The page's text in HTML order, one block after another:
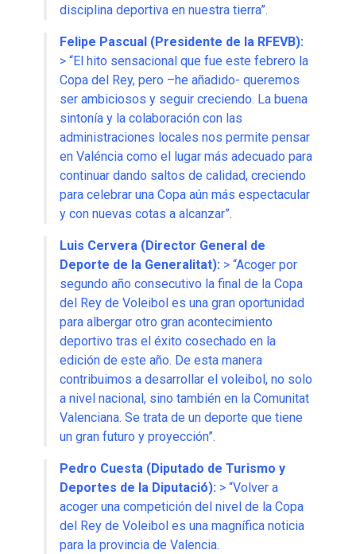
disciplina deportiva en nuestra tierra”.
Felipe Pascual (Presidente de la RFEVB):
> “El hito sensacional que fue este febrero la
Copa del Rey, pero –he añadido- queremos
ser ambiciosos y seguir creciendo. La buena
sintonía y la colaboración con las
administraciones locales nos permite pensar
en Valéncia como el lugar más adecuado para
continuar dando saltos de calidad, creciendo
para celebrar una Copa aún más espectacular
y con nuevas cotas a alcanzar”.
Luis Cervera (Director General de
Deporte de la Generalitat): > “Acoger por
segundo año consecutivo la final de la Copa
del Rey de Voleibol es una gran oportunidad
para albergar otro gran acontecimiento
deportivo tras el éxito cosechado en la
edición de este año. De esta manera
contribuimos a desarrollar el voleibol, no solo
a nivel nacional, sino también en la Comunitat
Valenciana. Se trata de un deporte que tiene
un gran futuro y proyección”.
Pedro Cuesta (Diputado de Turismo y
Deportes de la Diputació): > “Volver a
acoger una competición del nivel de la Copa
del Rey de Voleibol es una magnífica noticia
para la provincia de Valencia.